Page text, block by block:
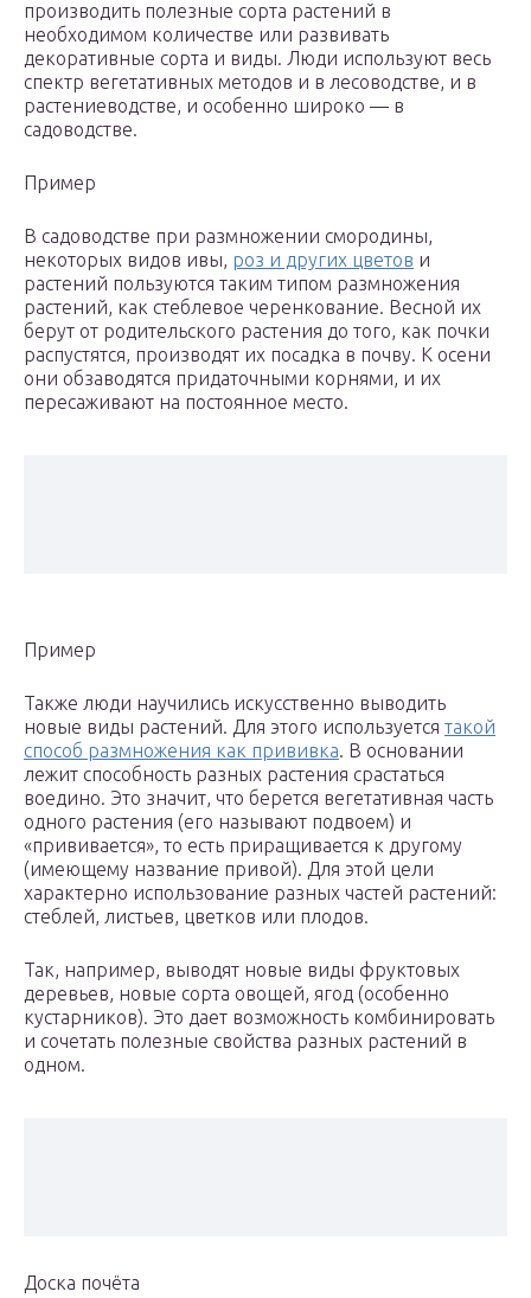
производить полезные сорта растений в
необходимом количестве или развивать
декоративные сорта и виды. Люди используют весь
спектр вегетативных методов и в лесоводстве, и в
растениеводстве, и особенно широко — в
садоводстве.
Пример
В садоводстве при размножении смородины,
некоторых видов ивы, роз и других цветов и
растений пользуются таким типом размножения
растений, как стеблевое черенкование. Весной их
берут от родительского растения до того, как почки
распустятся, производят их посадка в почву. К осени
они обзаводятся придаточными корнями, и их
пересаживают на постоянное место.
Пример
Также люди научились искусственно выводить
новые виды растений. Для этого используется такой
способ размножения как прививка. В основании
лежит способность разных растения срастаться
воедино. Это значит, что берется вегетативная часть
одного растения (его называют подвоем) и
«прививается», то есть приращивается к другому
(имеющему название привой). Для этой цели
характерно использование разных частей растений:
стеблей, листьев, цветков или плодов.
Так, например, выводят новые виды фруктовых
деревьев, новые сорта овощей, ягод (особенно
кустарников). Это дает возможность комбинировать
и сочетать полезные свойства разных растений в
одном.
Доска почёта